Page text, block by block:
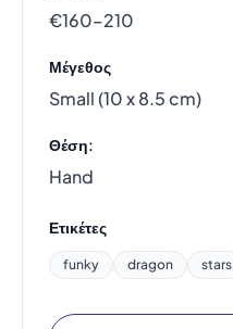
€160–210
Μέγεθος
Small (10 x 8.5 cm)
Θέση:
Hand
Ετικέτες
funky dragon stars